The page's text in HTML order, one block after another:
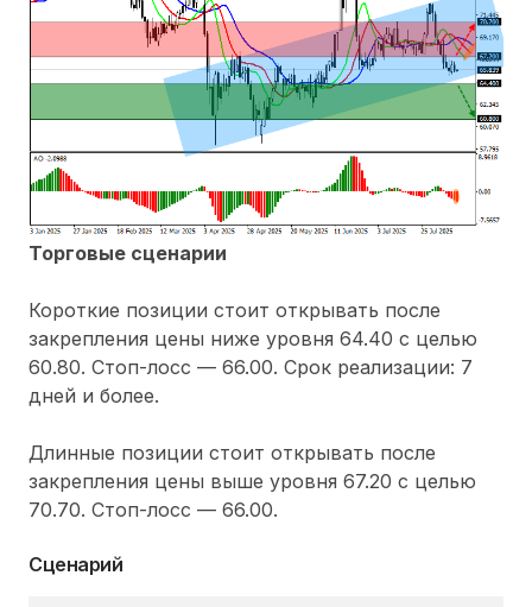
Торговые сценарии
Короткие позиции стоит открывать после
закрепления цены ниже уровня 64.40 с целью
60.80. Стоп-лосс — 66.00. Срок реализации: 7
дней и более.
Длинные позиции стоит открывать после
закрепления цены выше уровня 67.20 с целью
70.70. Стоп-лосс — 66.00.
Сценарий